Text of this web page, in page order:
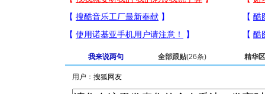
我来说两句 全部跟贴(26条) 精华区
用户：